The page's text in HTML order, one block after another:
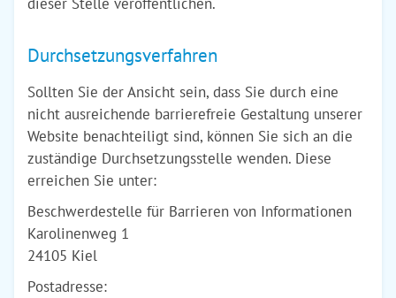
Durchsetzungsverfahren
Sollten Sie der Ansicht sein, dass Sie durch eine
nicht ausreichende barrierefreie Gestaltung unserer
Website benachteiligt sind, können Sie sich an die
zuständige Durchsetzungsstelle wenden. Diese
erreichen Sie unter:
Beschwerdestelle für Barrieren von Informationen
Karolinenweg 1
24105 Kiel
Postadresse: